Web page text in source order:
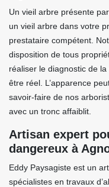
Un vieil arbre présente
un vieil arbre dans votre
prestataire compétent.
disposition de tous
réaliser le diagnostic de
être réel. L’apparence
savoir-faire de nos
avec un tronc affaiblit.
Artisan expert
dangereux à
Eddy Paysagiste est un
spécialistes en travaux